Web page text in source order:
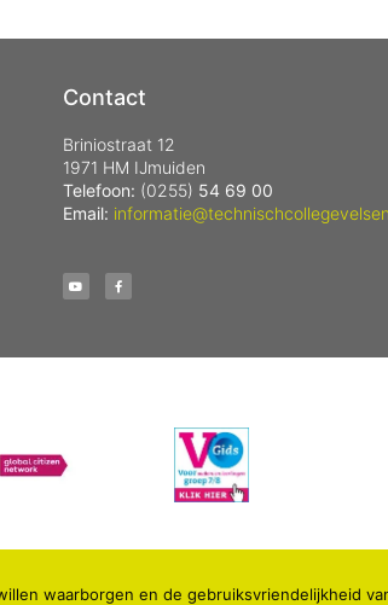
Contact
Briniostraat 12
1971 HM IJmuiden
Telefoon: (0255) 54 69 00
Email:
waarborgen en de gebruiksvriendelijkheid